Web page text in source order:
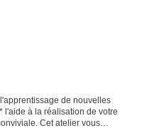
de nouvelles
l'aide à la réalisation de votre
Cet atelier vous